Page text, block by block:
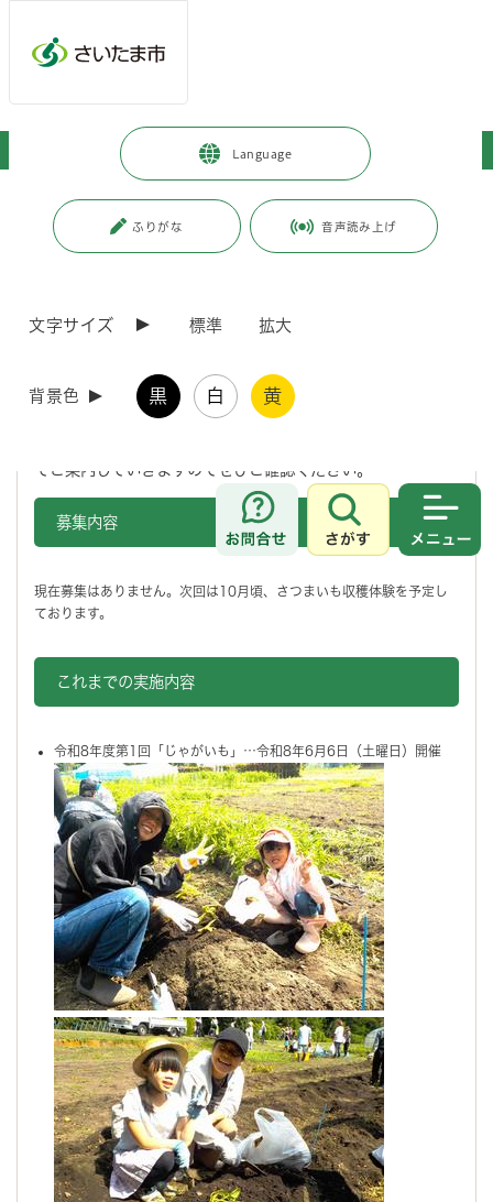
Language
ふりがな 音声読み上げ
文字サイズ 標準 拡大
背景色 黒 白 黄
お問合せ
さがす
子育て・教育 > 教育 > 食育 収穫体験
収穫体験
概要
見沼グリーンセンターで、市民の方を対象にした収穫体験を
行います！
てご案内していきますのでぜひご確認ください。
募集内容
現在募集はありません。次回は10月頃、さつまいも収穫体験を予定し
ております。
これまでの実施内容
令和8年度第1回「じゃがいも」…令和8年6月6日（土曜日）開催